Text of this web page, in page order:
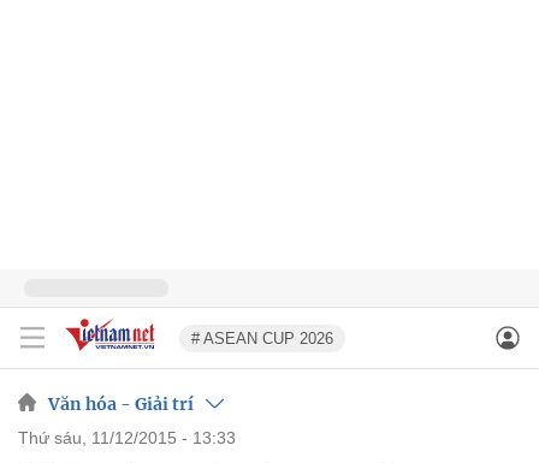
# ASEAN CUP 2026
Văn hóa - Giải trí
thứ sáu, 11/12/2015 - 13:33